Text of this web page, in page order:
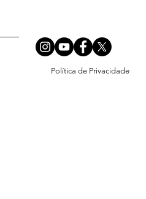
Política de Privacidade